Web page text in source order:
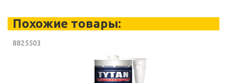
Похожие товары:
8825503